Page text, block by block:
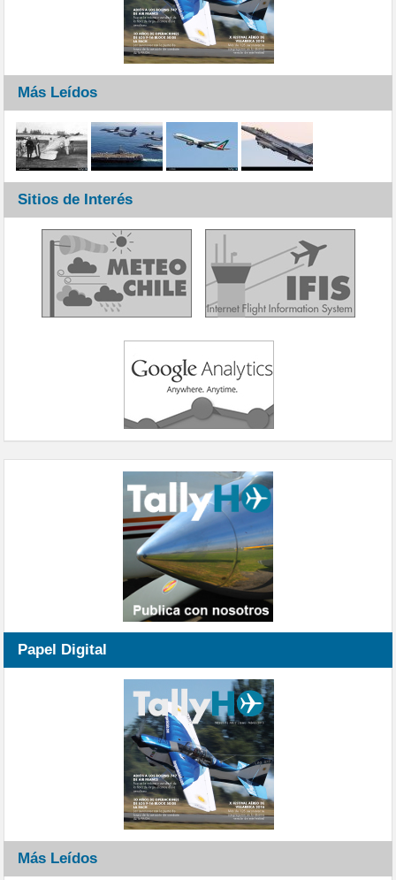
Más Leídos
Sitios de Interés
Papel Digital
Más Leídos